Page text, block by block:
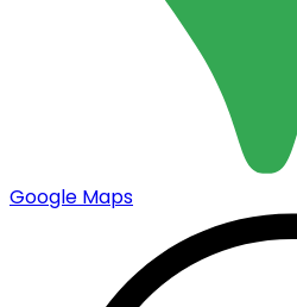
Google Maps